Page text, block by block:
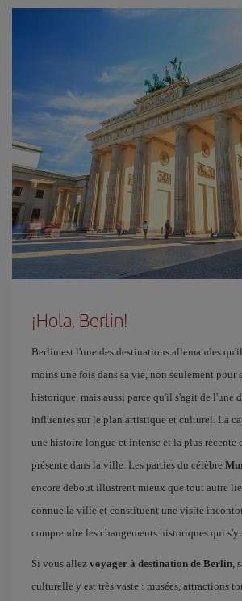
¡Hola, Berlin!
Berlin est l'une des destinations allemandes
moins une fois dans sa vie, non seulement pour
historique, mais aussi parce qu'il s'agit de l'une
influentes sur le plan artistique et culturel. La
une histoire longue et intense et la plus récente
présente dans la ville. Les parties du célèbre
encore debout illustrent mieux que tout autre
connue la ville et constituent une visite
comprendre les changements historiques qui
Si vous allez voyager à destination de Berlin,
culturelle y est très vaste : musées, attractions